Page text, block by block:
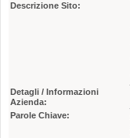
Descrizione Sito:
Detagli / Informazioni
Azienda:
Parole Chiave: